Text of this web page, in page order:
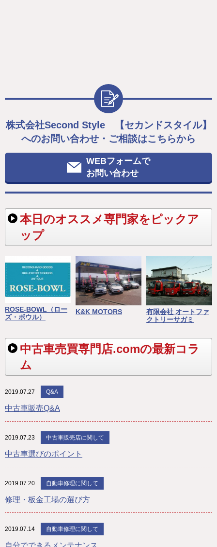
株式会社Second Style 【セカンドスタイル】
へのお問い合わせ・ご相談はこちらから
WEBフォームで
お問い合わせ
本日のオススメ専門家をピックア
ップ
ROSE-BOWL（ロー
ズ・ボウル）
K&K MOTORS
有限会社 オートファ
クトリーサガミ
中古車売買専門店.comの最新コラ
ム
2019.07.27 Q&A
中古車販売Q&A
2019.07.23 中古車販売店に関して
中古車選びのポイント
2019.07.20 自動車修理に関して
修理・板金工場の選び方
2019.07.14 自動車修理に関して
自分でできるメンテナンス